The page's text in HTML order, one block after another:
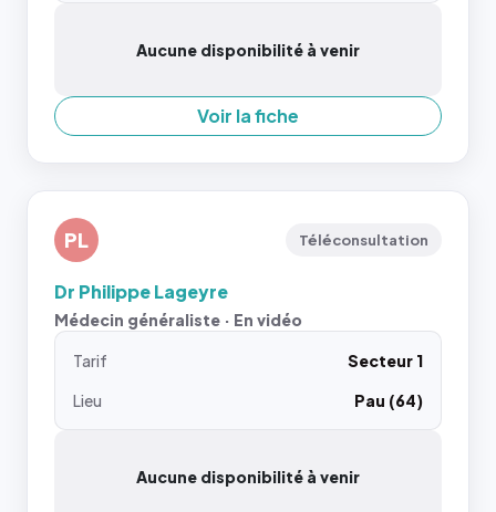
Aucune disponibilité à venir
Voir la fiche
PL Téléconsultation
Dr Philippe Lageyre
Médecin généraliste · En vidéo
Tarif
Secteur 1
Lieu
Pau (64)
Aucune disponibilité à venir